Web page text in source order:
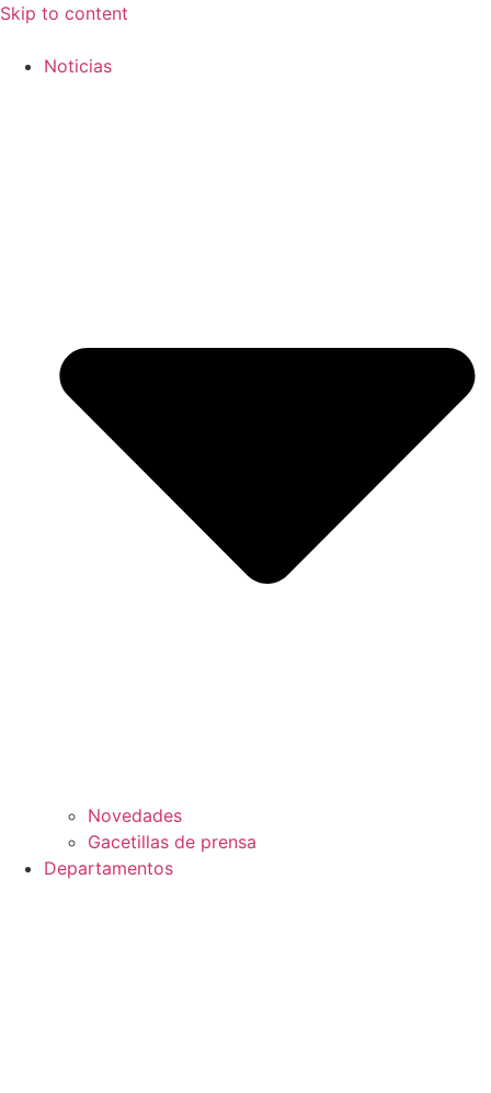
Skip to content
Noticias
Novedades
Gacetillas de prensa
Departamentos